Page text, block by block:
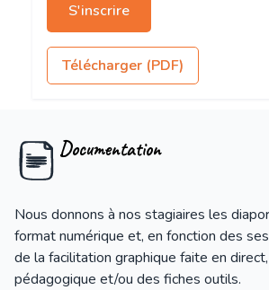
S'inscrire
Télécharger (PDF)
Documentation
Nous donnons à nos stagiaires les
format numérique et, en fonction des
de la facilitation graphique faite en
pédagogique et/ou des fiches outils.